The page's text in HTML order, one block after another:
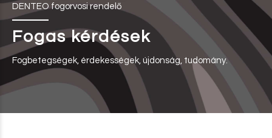
DENTEO fogorvosi rendelő
Fogas kérdések
Fogbetegségek, érdekességek, újdonság, tudomány.